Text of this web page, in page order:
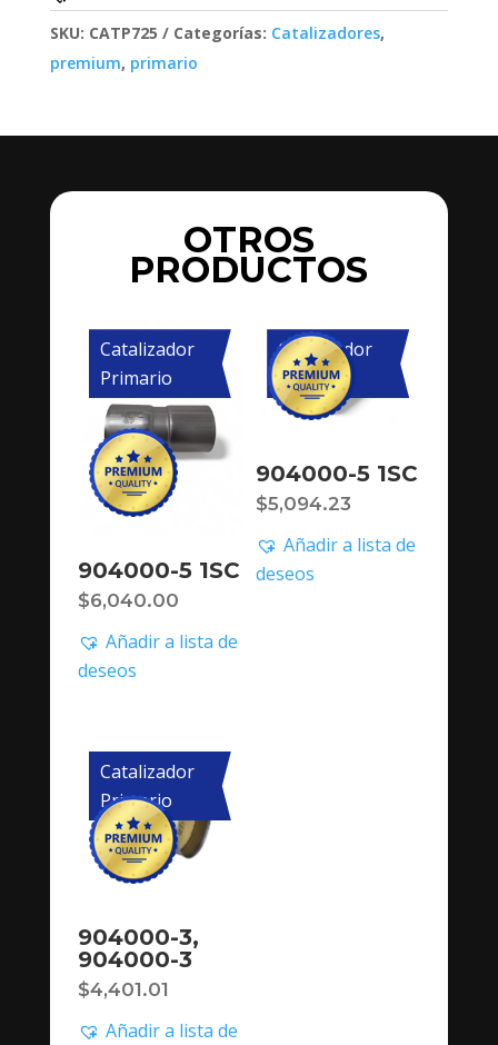
SKU: CATP725 Categorías: Catalizadores,
premium, primario
OTROS
PRODUCTOS
Catalizador
Primario
904000-5 1SC
$6,040.00
Añadir a lista de
deseos
Catalizador
Primario
904000-5 1SC
$5,094.23
Añadir a lista de
deseos
Catalizador
Primario
904000-3,
904000-3
$4,401.01
Añadir a lista de